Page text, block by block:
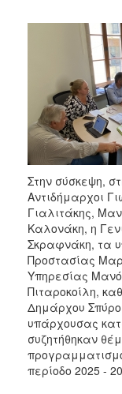
2016
2013
2012
2011
2010
2006
ΤΟΠΟΣ
ΠΟΛΙΤΙΣΜΟΣ
ΑΝΘΕΚΤΙΚΗ
ΠΟΛΗ
Στην σύσκεψη,
Αντιδήμαρχοι
Γιαλιτάκης,
Καλονάκη, η
Σκραφνάκη, τα
Προστασίας
Υπηρεσίας
Πιταροκοίλη,
Δημάρχου
υπάρχουσας
συζητήθηκαν
περίοδο 2025 -